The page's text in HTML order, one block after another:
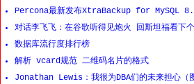
Percona最新发布XtraBackup for MySQL
对话李飞飞：在谷歌听得见炮火 回斯坦福看下
数据库流行度排行榜
解析 vcard规范 二维码名片的格式
Jonathan Lewis：我很为DBA们的未来担心（